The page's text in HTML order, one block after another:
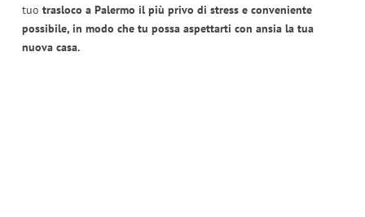
tuo trasloco a Palermo il più privo di stress e conveniente
possibile, in modo che tu possa aspettarti con ansia la tua
nuova casa.